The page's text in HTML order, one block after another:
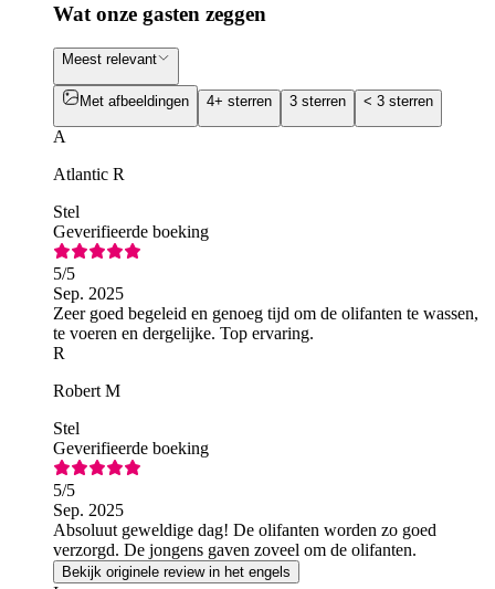
Wat onze gasten zeggen
Meest relevant
Met afbeeldingen 4+ sterren 3 sterren < 3 sterren
A
Atlantic R
Stel
Geverifieerde boeking
5/5
Sep. 2025
Zeer goed begeleid en genoeg tijd om de olifanten te wassen,
te voeren en dergelijke. Top ervaring.
R
Robert M
Stel
Geverifieerde boeking
5/5
Sep. 2025
Absoluut geweldige dag! De olifanten worden zo goed
verzorgd. De jongens gaven zoveel om de olifanten.
Bekijk originele review in het engels